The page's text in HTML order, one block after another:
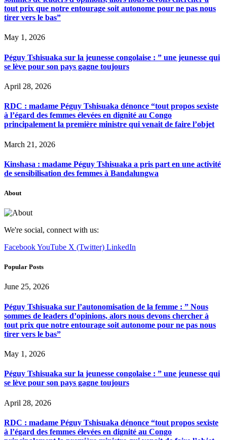
tout prix que notre entourage soit autonome pour ne pas nous
tirer vers le bas”
May 1, 2026
Péguy Tshisuaka sur la jeunesse congolaise : ” une jeunesse qui
se lève pour son pays gagne toujours
April 28, 2026
RDC : madame Péguy Tshisuaka dénonce “tout propos sexiste
à l’égard des femmes élevées en dignité au Congo
principalement la première ministre qui venait de faire l’objet
March 21, 2026
Kinshasa : madame Péguy Tshisuaka a pris part en une activité
de sensibilisation des femmes à Bandalungwa
About
We're social, connect with us:
FacebookYouTube X (Twitter) LinkedIn
Popular Posts
June 25, 2026
Péguy Tshisuaka sur l’autonomisation de la femme : ” Nous
sommes de leaders d’opinions, alors nous devons chercher à
tout prix que notre entourage soit autonome pour ne pas nous
tirer vers le bas”
May 1, 2026
Péguy Tshisuaka sur la jeunesse congolaise : ” une jeunesse qui
se lève pour son pays gagne toujours
April 28, 2026
RDC : madame Péguy Tshisuaka dénonce “tout propos sexiste
à l’égard des femmes élevées en dignité au Congo